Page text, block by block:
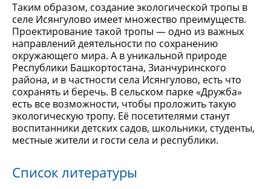
Таким образом, создание экологической тропы в
селе Исянгулово имеет множество преимуществ.
Проектирование такой тропы — одно из важных
направлений деятельности по сохранению
окружающего мира. А в уникальной природе
Республики Башкортостана, Зианчуринского
района, и в частности села Исянгулово, есть что
сохранять и беречь. В сельском парке «Дружба»
есть все возможности, чтобы проложить такую
экологическую тропу. Её посетителями станут
воспитанники детских садов, школьники, студенты,
местные жители и гости села и республики.
Список литературы